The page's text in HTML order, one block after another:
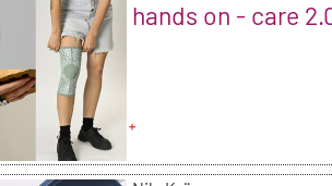
hands on - care